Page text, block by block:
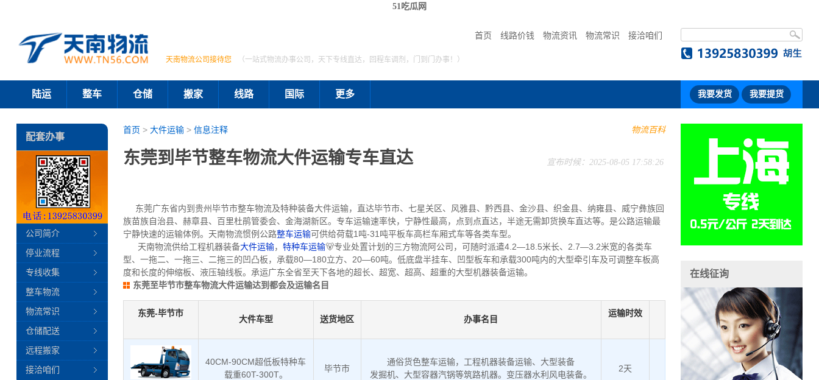
51吃瓜网
首页 线路价钱 物流资讯 物流常识 接洽咱们
天南物流公司接待您 （一站式物流办事公司，天下专线直达，回程车调剂，门到门办事！）
陆运 整车 仓储 搬家 线路 国际 更多 我要发货 我要提货
物流百科
首页 > 大件运输> 信息注释
东莞到毕节整车物流大件运输专车直达 宣布时候：2025-08-05 17:58:26
东莞广东省内到贵州毕节市整车物流及特种装备大件运输，直达毕节市、七星关区、风雅县、黔西县、金沙县、织金县、纳雍县、威宁彝族回
族苗族自治县、赫章县、百里杜鹃管委会、金海湖新区。专车运输速率快，宁静性最高，点到点直达，半途无需卸货换车直达等。是公路运输最
宁静快速的运输体例。天南物流惯例公路整车运输可供给荷载1吨-31吨平板车高栏车厢式车等各类车型。
天南物流供给工程机器装备大件运输， 特种车运输🐻专业处置计划的三方物流阿公司，可随时派遣4.2—18.5米长、2.7—3.2米宽的各类车
型、一拖二、一拖三、二拖三的凹凸板，承载80—180立方、20—60吨。低底盘半挂车、凹型板车和承载300吨内的大型牵引车及可调整车板高
度和长度的伸缩板、液压轴线板。承运广东全省至天下各地的超长、超宽、超高、超重的大型机器装备运输。
东莞至毕节市整车物流大件运输达到都会及运输名目
东莞-毕节市
大件车型 送货地区 办事名目
运输时效
40CM-90CM超低板特种车
载重60T-300T。
毕节市
通俗货色整车运输，工程机器装备运输、大型装备
发掘机、大型容器汽锅等筑路机器。变压器水利风电装备。
2天
配套办事
公司简介
停业流程
专线收集
整车物流
物流常识
仓储配送
远程搬家
接洽咱们
在线征询